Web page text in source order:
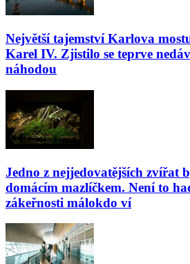
Největší tajemství Karlova
Karel IV. Zjistilo se teprve
náhodou
Jedno z nejjedovatějších zvířat
domácím mazlíčkem. Není to
zákeřnosti málokdo ví